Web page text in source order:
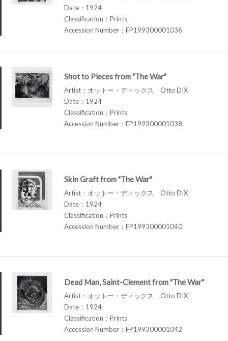
Date：1924
Classification：Prints
Accession Number：FP199300001036
Shot to Pieces from "The War"
Artist：オットー・ディックス Otto DIX
Date：1924
Classification：Prints
Accession Number：FP199300001038
Skin Graft from "The War"
Artist：オットー・ディックス Otto DIX
Date：1924
Classification：Prints
Accession Number：FP199300001040
Dead Man, Saint-Clement from "The War"
Artist：オットー・ディックス Otto DIX
Date：1924
Classification：Prints
Accession Number：FP199300001042